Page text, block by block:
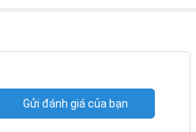
Gửi đánh giá của bạn